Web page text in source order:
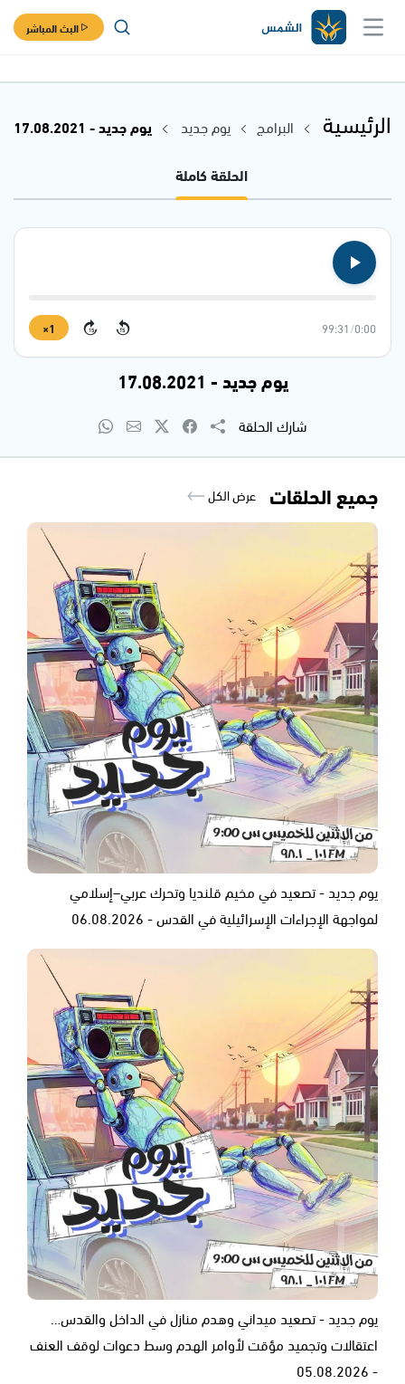
البث المباشر
الرئيسية البرامج يوم جديد
يوم جديد - 17.08.2021
الحلقة كاملة
0:00
/
99:31
15
15
1×
يوم جديد - 17.08.2021
شارك الحلقة
جميع الحلقات عرض الكل
يوم جديد - تصعيد في مخيم قلنديا وتحرك عربي–إسلامي
لمواجهة الإجراءات الإسرائيلية في القدس - 06.08.2026
يوم جديد - تصعيد ميداني وهدم منازل في الداخل والقدس…
اعتقالات وتجميد مؤقت لأوامر الهدم وسط دعوات لوقف العنف
- 05.08.2026